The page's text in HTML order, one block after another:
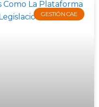
GESTIÓN CAE